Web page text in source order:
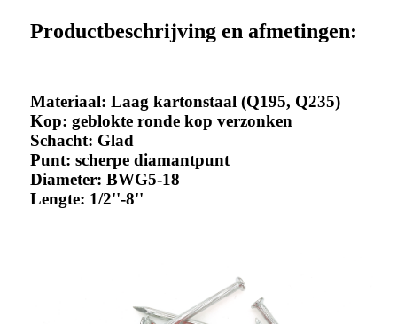
Productbeschrijving en afmetingen:
Materiaal: Laag kartonstaal (Q195, Q235)
Kop: geblokte ronde kop verzonken
Schacht: Glad
Punt: scherpe diamantpunt
Diameter: BWG5-18
Lengte: 1/2''-8''